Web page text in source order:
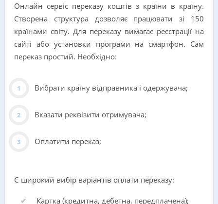
Онлайн сервіс переказу коштів з країни в країну.
Створена структура дозволяє працювати зі 150
країнами світу. Для переказу вимагає реєстрації на
сайті або установки програми на смартфон. Сам
переказ простий. Необхідно:
Вибрати країну відправника і одержувача;
Вказати реквізити отримувача;
Оплатити переказ;
Є широкий вибір варіантів оплати переказу:
Картка (кредитна, дебетна, передплачена);